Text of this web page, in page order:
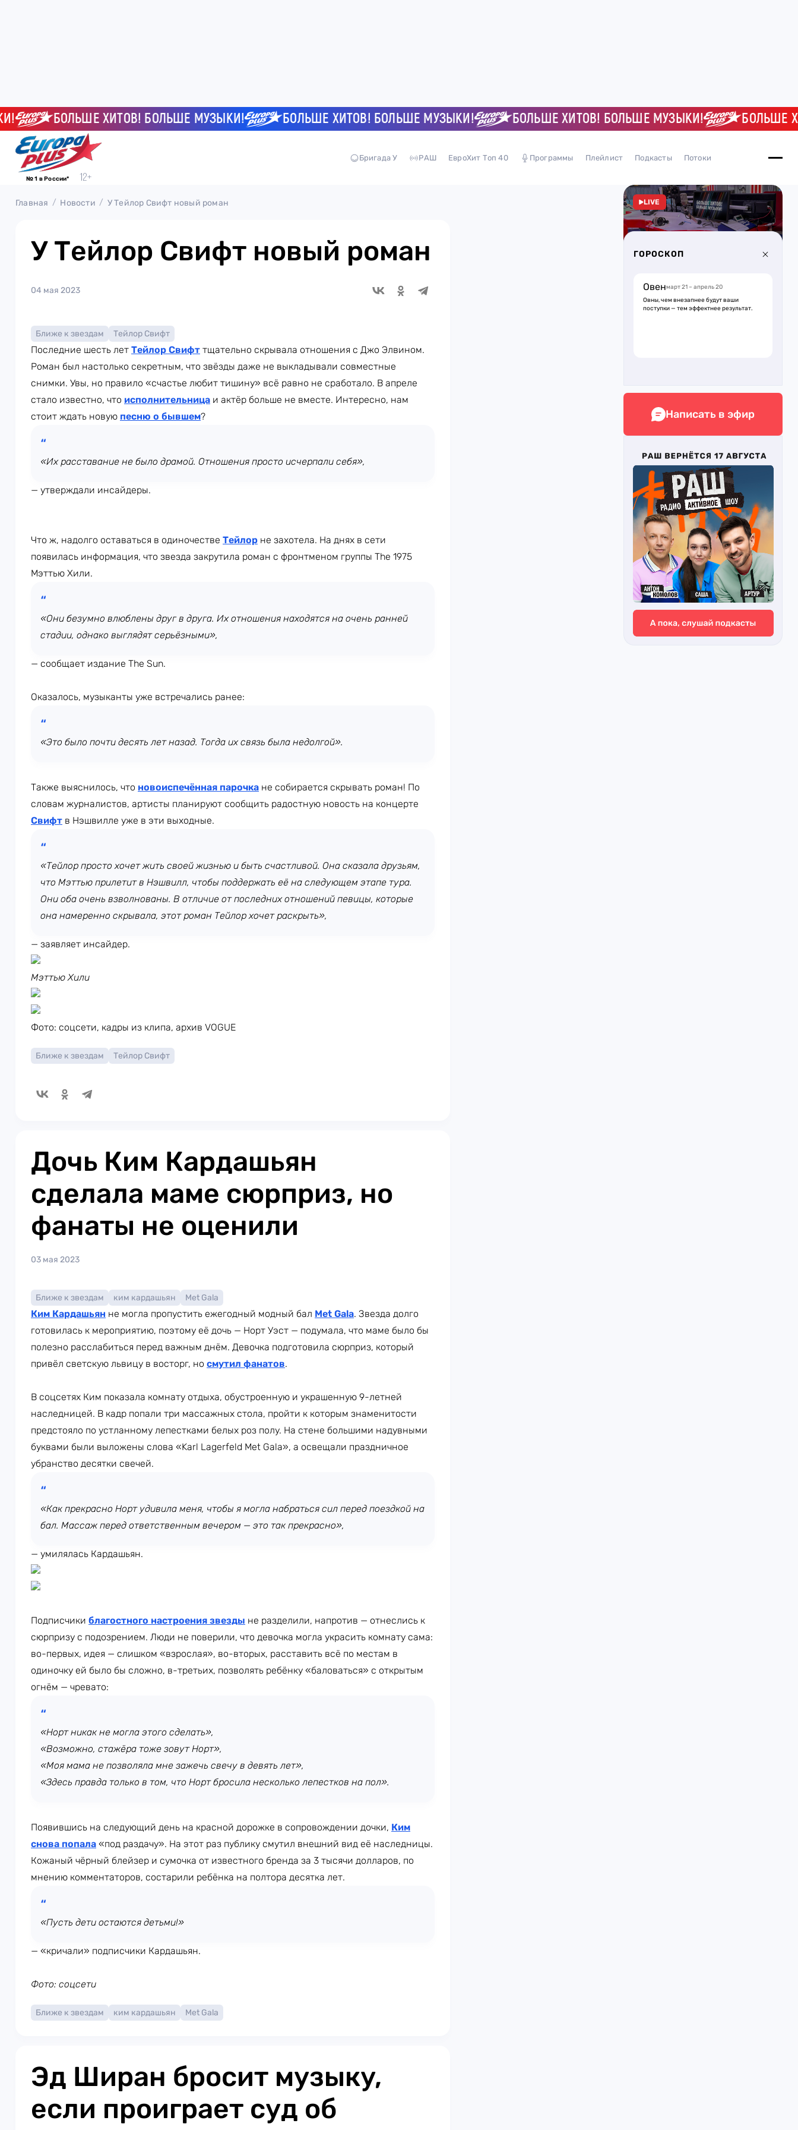
БОЛЬШЕ ХИТОВ! БОЛЬШЕ МУЗЫКИ! БОЛЬШЕ ХИТОВ! БОЛЬШЕ МУЗЫКИ! БОЛЬШЕ ХИТОВ! БОЛЬШЕ МУЗЫКИ! БОЛЬШЕ
№ 1 в России*
Бригада У РАШ ЕвроХит Топ 40 Программы Плейлист Подкасты Потоки
Главная Новости У Тейлор Свифт новый роман
У Тейлор Свифт новый роман
04 мая 2023
Ближе к звездам Тейлор Свифт
Последние шесть лет Тейлор Свифт тщательно скрывала отношения с Джо Элвином.
Роман был настолько секретным, что звёзды даже не выкладывали совместные
снимки. Увы, но правило «счастье любит тишину» всё равно не сработало. В апреле
стало известно, что исполнительница и актёр больше не вместе. Интересно, нам
стоит ждать новую песню о бывшем?
«Их расставание не было драмой. Отношения просто исчерпали себя»,
— утверждали инсайдеры.
Что ж, надолго оставаться в одиночестве Тейлор не захотела. На днях в сети
появилась информация, что звезда закрутила роман с фронтменом группы The 1975
Мэттью Хили.
«Они безумно влюблены друг в друга. Их отношения находятся на очень ранней
стадии, однако выглядят серьёзными»,
— сообщает издание The Sun.
Оказалось, музыканты уже встречались ранее:
«Это было почти десять лет назад. Тогда их связь была недолгой».
Также выяснилось, что новоиспечённая парочка не собирается скрывать роман! По
словам журналистов, артисты планируют сообщить радостную новость на концерте
Свифт в Нэшвилле уже в эти выходные.
«Тейлор просто хочет жить своей жизнью и быть счастливой. Она сказала друзьям,
что Мэттью прилетит в Нэшвилл, чтобы поддержать её на следующем этапе тура.
Они оба очень взволнованы. В отличие от последних отношений певицы, которые
она намеренно скрывала, этот роман Тейлор хочет раскрыть»,
— заявляет инсайдер.
Мэттью Хили
Фото: соцсети, кадры из клипа, архив VOGUE
Ближе к звездам Тейлор Свифт
Дочь Ким Кардашьян
сделала маме сюрприз, но
фанаты не оценили
03 мая 2023
Ближе к звездам ким кардашьян Met Gala
Ким Кардашьян не могла пропустить ежегодный модный бал Met Gala. Звезда долго
готовилась к мероприятию, поэтому её дочь — Норт Уэст — подумала, что маме было бы
полезно расслабиться перед важным днём. Девочка подготовила сюрприз, который
привёл светскую львицу в восторг, но смутил фанатов.
В соцсетях Ким показала комнату отдыха, обустроенную и украшенную 9-летней
наследницей. В кадр попали три массажных стола, пройти к которым знаменитости
предстояло по устланному лепестками белых роз полу. На стене большими надувными
буквами были выложены слова «Karl Lagerfeld Met Gala», а освещали праздничное
убранство десятки свечей.
«Как прекрасно Норт удивила меня, чтобы я могла набраться сил перед поездкой на
бал. Массаж перед ответственным вечером — это так прекрасно»,
— умилялась Кардашьян.
Подписчики благостного настроения звезды не разделили, напротив — отнеслись к
сюрпризу с подозрением. Люди не поверили, что девочка могла украсить комнату сама:
во-первых, идея — слишком «взрослая», во-вторых, расставить всё по местам в
одиночку ей было бы сложно, в-третьих, позволять ребёнку «баловаться» с открытым
огнём — чревато:
«Норт никак не могла этого сделать»,
«Возможно, стажёра тоже зовут Норт»,
«Моя мама не позволяла мне зажечь свечу в девять лет»,
«Здесь правда только в том, что Норт бросила несколько лепестков на пол».
Появившись на следующий день на красной дорожке в сопровождении дочки, Ким
снова попала «под раздачу». На этот раз публику смутил внешний вид её наследницы.
Кожаный чёрный блейзер и сумочка от известного бренда за 3 тысячи долларов, по
мнению комментаторов, состарили ребёнка на полтора десятка лет.
«Пусть дети остаются детьми!»
— «кричали» подписчики Кардашьян.
Фото: соцсети
Ближе к звездам ким кардашьян Met Gala
Эд Ширан бросит музыку,
если проиграет суд об
LIVE
ГОРОСКОП
Овенмарт 21 – апрель 20
Овны, чем внезапнее будут ваши
поступки — тем эффектнее результат.
Написать в эфир